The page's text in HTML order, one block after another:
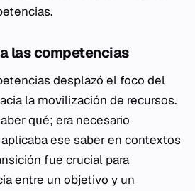
las competencias
desplazó el foco del
la movilización de recursos.
qué; era necesario
ese saber en contextos
fue crucial para
entre un objetivo y un